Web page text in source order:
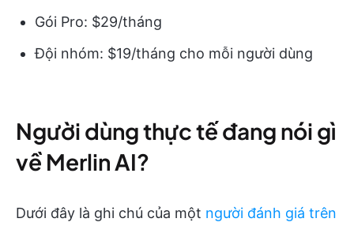
Gói Pro: $29/tháng
Đội nhóm: $19/tháng cho mỗi người dùng
Người dùng thực tế đang nói gì
về Merlin AI?
Dưới đây là ghi chú của một người đánh giá trên